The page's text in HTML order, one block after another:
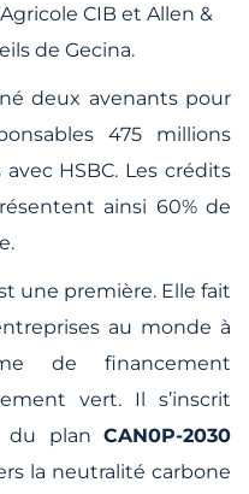
CIB et Allen &
de Gecina.
deux avenants pour
475 millions
avec HSBC. Les crédits
ainsi 60% de
une première. Elle fait
au monde à
de financement
vert. Il s’inscrit
du plan CAN0P-2030
la neutralité carbone